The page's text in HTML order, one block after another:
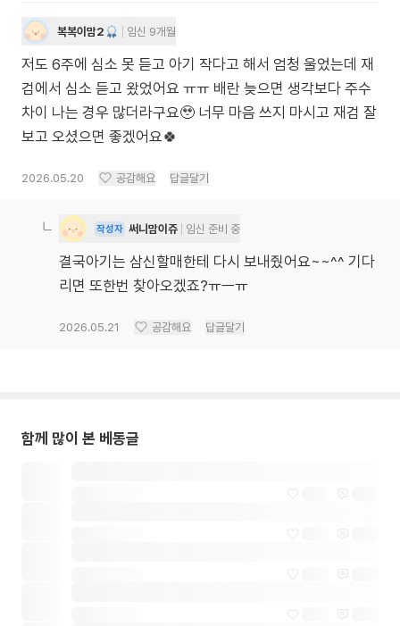
복복이맘2 임신 9개월
저도 6주에 심소 못 듣고 아기 작다고 해서 엄청 울었는데 재
검에서 심소 듣고 왔었어요 ㅠㅠ 배란 늦으면 생각보다 주수
차이 나는 경우 많더라구요🥹 너무 마음 쓰지 마시고 재검 잘
보고 오셨으면 좋겠어요🍀
2026.05.20 공감해요 답글달기
작성자 써니맘이쥬 임신 준비 중
결국아기는 삼신할매한테 다시 보내줬어요~~^^ 기다
리면 또한번 찾아오겠죠?ㅠㅡㅠ
2026.05.21 공감해요 답글달기
함께 많이 본 베동글